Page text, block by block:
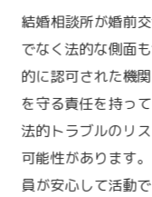
結婚相談所が婚前
でなく法的な側面
的に認可された機
を守る責任を持っ
法的トラブルのリ
可能性があります
員が安心して活動